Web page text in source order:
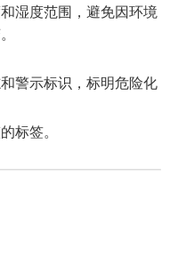
湿度范围，避免因环境
警示标识，标明危险化
标签。